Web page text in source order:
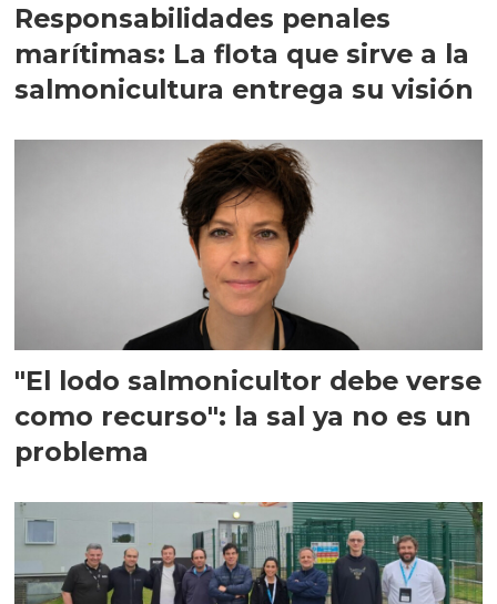
Responsabilidades penales
marítimas: La flota que sirve a la
salmonicultura entrega su visión
"El lodo salmonicultor debe verse
como recurso": la sal ya no es un
problema